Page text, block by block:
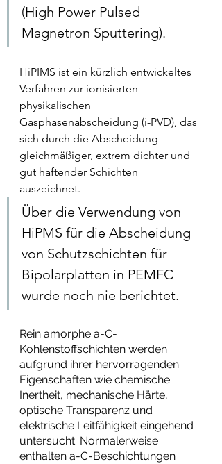
(High Power Pulsed
Magnetron Sputtering).
HiPIMS ist ein kürzlich entwickeltes
Verfahren zur ionisierten
physikalischen
Gasphasenabscheidung (i-PVD), das
sich durch die Abscheidung
gleichmäßiger, extrem dichter und
gut haftender Schichten
auszeichnet.
Über die Verwendung von
HiPMS für die Abscheidung
von Schutzschichten für
Bipolarplatten in PEMFC
wurde noch nie berichtet.
Rein amorphe a-C-
Kohlenstoffschichten werden
aufgrund ihrer hervorragenden
Eigenschaften wie chemische
Inertheit, mechanische Härte,
optische Transparenz und
elektrische Leitfähigkeit eingehend
untersucht. Normalerweise
enthalten a-C-Beschichtungen